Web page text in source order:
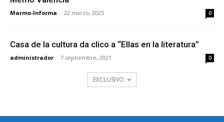
Marmo-Informa - 22 marzo, 2025 0
Casa de la cultura da clico a “Ellas en la literatura”
administrador - 7 septiembre, 2021 0
EXCLUSIVO